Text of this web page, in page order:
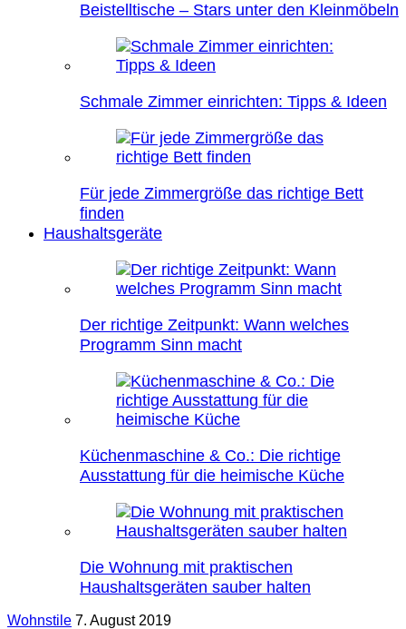
Beistelltische – Stars unter den Kleinmöbeln
Schmale Zimmer einrichten: Tipps & Ideen
Für jede Zimmergröße das richtige Bett
finden
Haushaltsgeräte
Der richtige Zeitpunkt: Wann welches
Programm Sinn macht
Küchenmaschine & Co.: Die richtige
Ausstattung für die heimische Küche
Die Wohnung mit praktischen
Haushaltsgeräten sauber halten
Wohnstile 7. August 2019